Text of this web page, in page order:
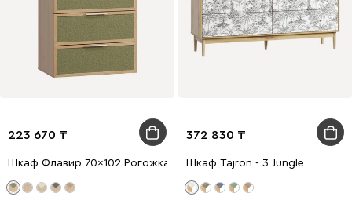
223 670
Шкаф Флавир 70x102 Рогожка Оливковый
372 830
Шкаф Tajron - 3 Jungle